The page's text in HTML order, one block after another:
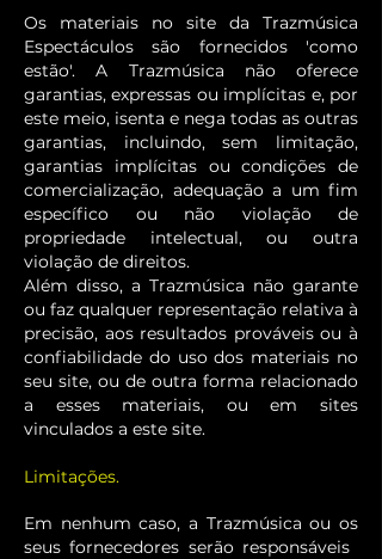
Os materiais no site da Trazmúsica
Espectáculos são fornecidos 'como
estão'. A Trazmúsica não oferece
garantias, expressas ou implícitas e, por
este meio, isenta e nega todas as outras
garantias, incluindo, sem limitação,
garantias implícitas ou condições de
comercialização, adequação a um fim
específico ou não violação de
propriedade intelectual, ou outra
violação de direitos.
Além disso, a Trazmúsica não garante
ou faz qualquer representação relativa à
precisão, aos resultados prováveis ​​ou à
confiabilidade do uso dos materiais no
seu site, ou de outra forma relacionado
a esses materiais, ou em sites
vinculados a este site.
Limitações.
Em nenhum caso, a Trazmúsica ou os
seus fornecedores serão responsáveis ​​